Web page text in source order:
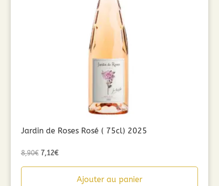
Jardin de Roses Rosé ( 75cl) 2025
8,90€ Le
7,12€Le
Ajouter au panier